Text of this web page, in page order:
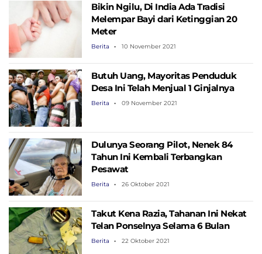
Bikin Ngilu, Di India Ada Tradisi
Melempar Bayi dari Ketinggian 20
Meter
Berita 10 November 2021
Butuh Uang, Mayoritas Penduduk
Desa Ini Telah Menjual 1 Ginjalnya
Berita 09 November 2021
Dulunya Seorang Pilot, Nenek 84
Tahun Ini Kembali Terbangkan
Pesawat
Berita 26 Oktober 2021
Takut Kena Razia, Tahanan Ini Nekat
Telan Ponselnya Selama 6 Bulan
Berita 22 Oktober 2021